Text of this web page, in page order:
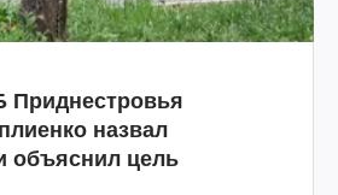
назвал
объяснил цель